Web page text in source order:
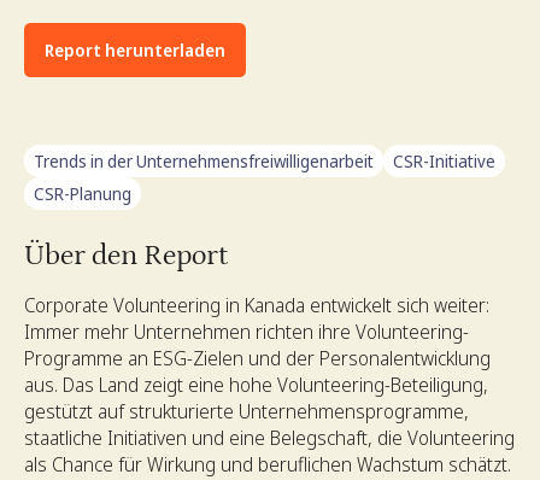
Report herunterladen
Trends in der Unternehmensfreiwilligenarbeit
CSR-Initiative
CSR-Planung
Über den Report
Corporate Volunteering in Kanada entwickelt sich weiter:
Immer mehr Unternehmen richten ihre Volunteering-
Programme an ESG-Zielen und der Personalentwicklung
aus. Das Land zeigt eine hohe Volunteering-Beteiligung,
gestützt auf strukturierte Unternehmensprogramme,
staatliche Initiativen und eine Belegschaft, die Volunteering
als Chance für Wirkung und beruflichen Wachstum schätzt.